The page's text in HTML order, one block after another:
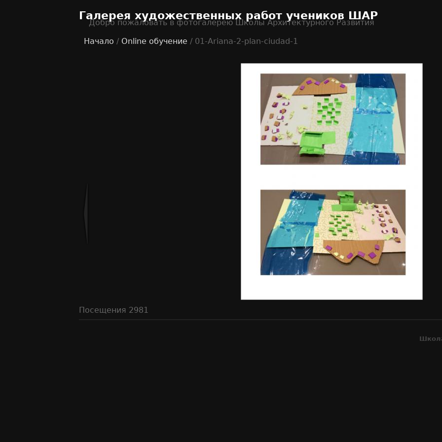
Галерея художественных работ учеников ШАР
Добро пожаловать в фотогалерею Школы Архитектурного Развития
Начало / Online обучение / 01-Ariana-2-plan-ciudad-1
Посещения 2981